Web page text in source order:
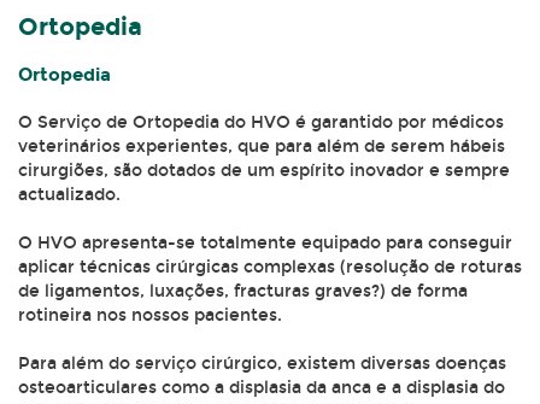
Ortopedia
Ortopedia
O Serviço de Ortopedia do HVO é garantido por médicos
veterinários experientes, que para além de serem hábeis
cirurgiões, são dotados de um espírito inovador e sempre
actualizado.
O HVO apresenta-se totalmente equipado para conseguir
aplicar técnicas cirúrgicas complexas (resolução de roturas
de ligamentos, luxações, fracturas graves?) de forma
rotineira nos nossos pacientes.
Para além do serviço cirúrgico, existem diversas doenças
osteoarticulares como a displasia da anca e a displasia do